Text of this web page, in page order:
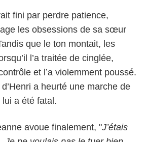
fini par perdre patience,
les obsessions de sa sœur
que le ton montait, les
l’a traitée de cinglée,
et l’a violemment poussé.
a heurté une marche de
lui a été fatal.
avoue finalement, "J’étais